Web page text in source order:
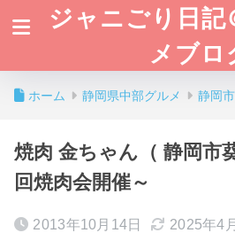
ジャニごり日記
メブロ
ホーム 静岡県中部グルメ 静岡
焼肉 金ちゃん（ 静岡市
回焼肉会開催～
2013年10月14日 2025年4